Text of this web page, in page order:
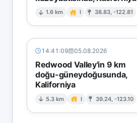
1.6 km I 38.83, -122.81
14:41:09 05.08.2026
Redwood Valley'in 9 km
doğu-güneydoğusunda,
Kaliforniya
5.3 km I 39.24, -123.10